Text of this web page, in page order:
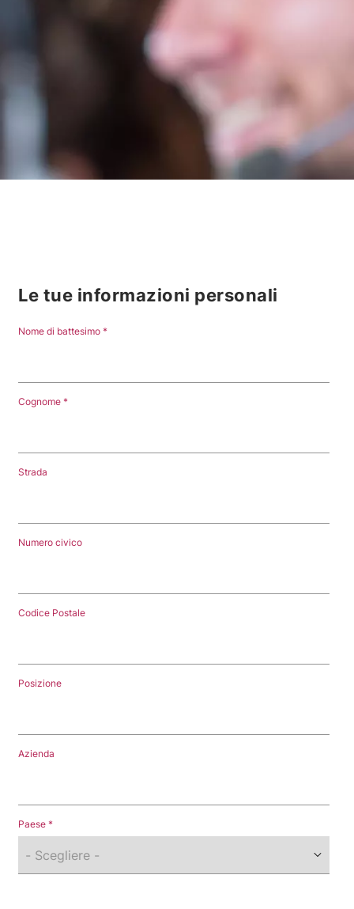
Le tue informazioni personali
Nome di battesimo
Cognome
Strada
Numero civico
Codice Postale
Posizione
Azienda
Paese